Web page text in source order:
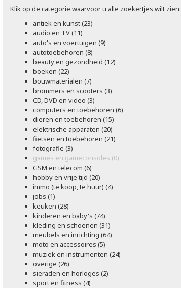
Klik op de categorie waarvoor u alle zoekertjes wilt zien:
antiek en kunst (23)
audio en TV (11)
auto's en voertuigen (9)
autotoebehoren (8)
beauty en gezondheid (12)
boeken (22)
bouwmaterialen (7)
brommers en scooters (3)
CD, DVD en video (3)
computers en toebehoren (6)
dieren en toebehoren (15)
elektrische apparaten (20)
fietsen en toebehoren (21)
fotografie (3)
games en gameconsoles (0)
GSM en telecom (6)
hobby en vrije tijd (20)
immo (te koop, te huur) (4)
jobs (1)
keuken (28)
kinderen en baby's (74)
kleding en schoenen (31)
meubels en inrichting (64)
moto en accessoires (5)
muziek en instrumenten (24)
overige (26)
sieraden en horloges (2)
sport en fitness (4)